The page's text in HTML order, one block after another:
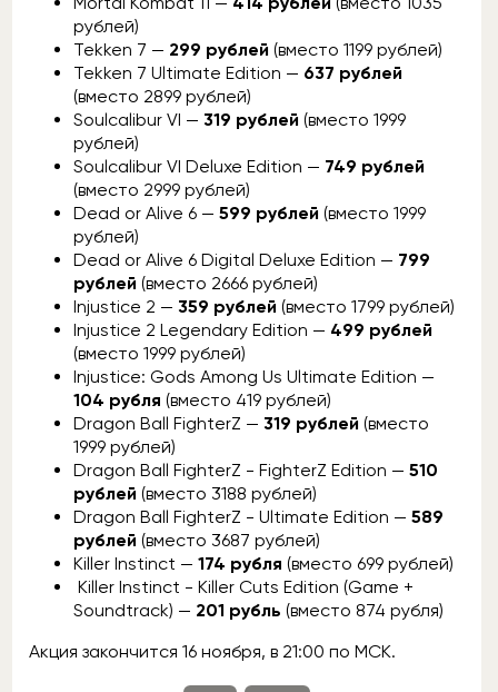
рублей)
Tekken 7 — 299 рублей (вместо 1199 рублей)
Tekken 7 Ultimate Edition — 637 рублей
(вместо 2899 рублей)
Soulcalibur VI — 319 рублей (вместо 1999
рублей)
Soulcalibur VI Deluxe Edition — 749 рублей
(вместо 2999 рублей)
Dead or Alive 6 — 599 рублей (вместо 1999
рублей)
Dead or Alive 6 Digital Deluxe Edition — 799
рублей (вместо 2666 рублей)
Injustice 2 — 359 рублей (вместо 1799 рублей)
Injustice 2 Legendary Edition — 499 рублей
(вместо 1999 рублей)
Injustice: Gods Among Us Ultimate Edition —
104 рубля (вместо 419 рублей)
Dragon Ball FighterZ — 319 рублей (вместо
1999 рублей)
Dragon Ball FighterZ - FighterZ Edition — 510
рублей (вместо 3188 рублей)
Dragon Ball FighterZ - Ultimate Edition — 589
рублей (вместо 3687 рублей)
Killer Instinct — 174 рубля (вместо 699 рублей)
Killer Instinct - Killer Cuts Edition (Game +
Soundtrack) — 201 рубль (вместо 874 рубля)
Акция закончится 16 ноября, в 21:00 по МСК.